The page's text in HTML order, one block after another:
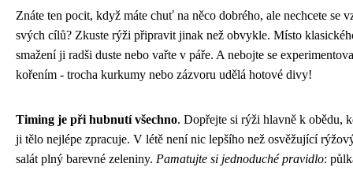
Znáte ten pocit, když máte chuť na něco dobrého, ale nechcete se
svých cílů? Zkuste rýži připravit jinak než obvykle. Místo
smažení ji radši duste nebo vařte v páře. A nebojte se
kořením - trocha kurkumy nebo zázvoru udělá hotové divy!
Timing je při hubnutí všechno. Dopřejte si rýži hlavně k obědu,
ji tělo nejlépe zpracuje. V létě není nic lepšího než osvěžující
salát plný barevné zeleniny. Pamatujte si jednoduché pravidlo: